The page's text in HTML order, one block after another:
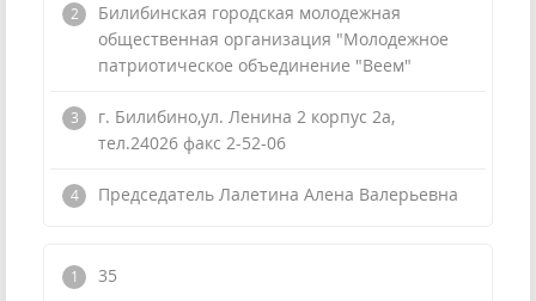
Билибинская городская молодежная
общественная организация "Молодежное
патриотическое объединение "Веем"
г. Билибино,ул. Ленина 2 корпус 2а,
тел.24026 факс 2-52-06
Председатель Лалетина Алена Валерьевна
35